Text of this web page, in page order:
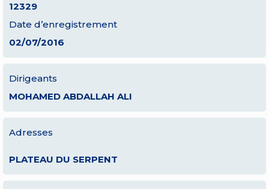
12329
Date d’enregistrement
02/07/2016
Dirigeants
MOHAMED ABDALLAH ALI
Adresses
PLATEAU DU SERPENT